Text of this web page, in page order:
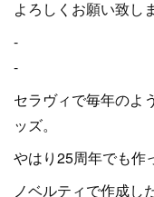
よろしくお願い致し
-
-
セラヴィで毎年のよ
ッズ。
やはり25周年でも作
ノベルティで作成し